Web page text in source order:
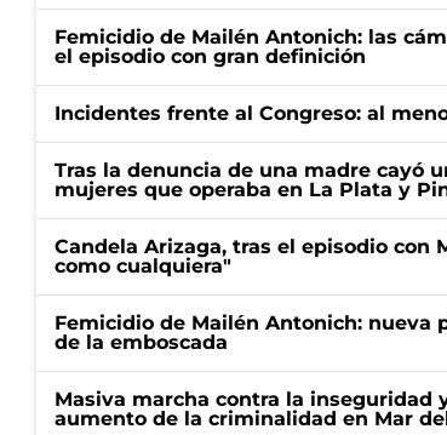
Femicidio de Mailén Antonich: las
el episodio con gran definición
Incidentes frente al Congreso: al
Tras la denuncia de una madre cayó
mujeres que operaba en La Plata y
Candela Arizaga, tras el episodio con
como cualquiera"
Femicidio de Mailén Antonich: nueva
de la emboscada
Masiva marcha contra la inseguridad
aumento de la criminalidad en Mar